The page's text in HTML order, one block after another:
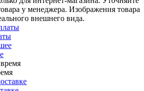
у менеджера. Изображения товара
внешнего вида.